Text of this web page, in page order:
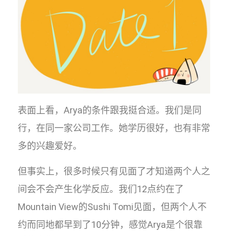
表面上看，Arya的条件跟我挺合适。我们是同
行，在同一家公司工作。她学历很好，也有非常
多的兴趣爱好。
但事实上，很多时候只有见面了才知道两个人之
间会不会产生化学反应。我们12点约在了
Mountain View的Sushi Tomi见面，但两个人不
约而同地都早到了10分钟，感觉Arya是个很靠